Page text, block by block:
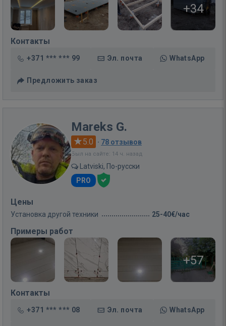
+34
Контакты
+371 *** *** 99 Эл. почта WhatsApp
Предложить заказ
Mareks G.
5.0 · 78 отзывов
Был на сайте: 14 ч. назад
Latviski, По-русски
PRO
Цены
Установка другой техники 25-40€/час
Примеры работ
+57
Контакты
+371 *** *** 08 Эл. почта WhatsApp